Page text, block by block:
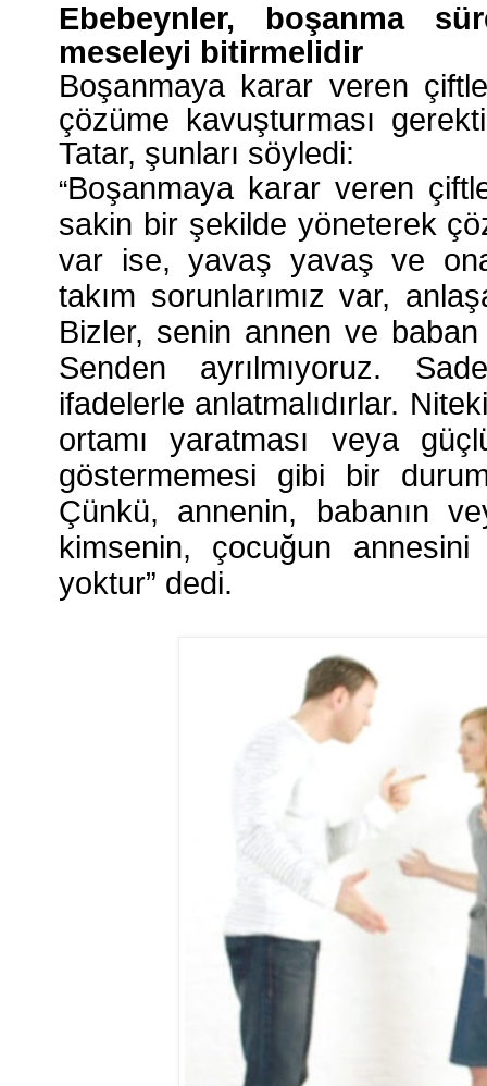
Ebebeynler, boşanma
meseleyi bitirmelidir
Boşanmaya karar veren
çözüme kavuşturması
Tatar, şunları söyledi:
“Boşanmaya karar veren
sakin bir şekilde yöneterek
var ise, yavaş yavaş ve
takım sorunlarımız var,
Bizler, senin annen ve
Senden ayrılmıyoruz.
ifadelerle anlatmalıdırlar.
ortamı yaratması veya
göstermemesi gibi bir
Çünkü, annenin, babanın
kimsenin, çocuğun
yoktur” dedi.